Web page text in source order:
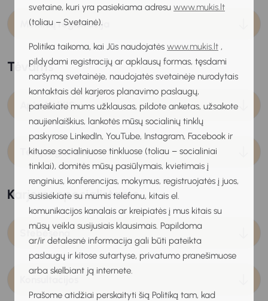
svetaine, kuri yra pasiekiama adresu www.mukis.lt
(toliau – Svetainė).
Politika taikoma, kai Jūs naudojatės www.mukis.lt ,
pildydami registracijų ar apklausų formas, tęsdami
naršymą svetainėje, naudojatės svetainėje nurodytais
kontaktais dėl karjeros planavimo paslaugų,
pateikiate mums užklausas, pildote anketas, užsakote
naujienlaiškius, lankotės mūsų socialinių tinklų
paskyrose LinkedIn, YouTube, Instagram, Facebook ir
kituose socialiniuose tinkluose (toliau – socialiniai
tinklai), domitės mūsų pasiūlymais, kvietimais į
renginius, konferencijas, mokymus, registruojatės į juos,
susisiekiate su mumis telefonu, kitais el.
komunikacijos kanalais ar kreipiatės į mus kitais su
mūsų veikla susijusiais klausimais. Papildoma
ar/ir detalesnė informacija gali būti pateikta
paslaugų ir kitose sutartyse, privatumo pranešimuose
arba skelbiant ją internete.
Prašome atidžiai perskaityti šią Politiką tam, kad
Mokinių registracija
Tėvams
Apie MUKIS
Tėvų registracija
Karjeros specialistams
Stebėsena